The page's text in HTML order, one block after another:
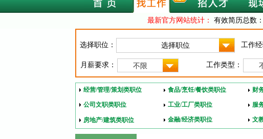
最新官方网站统计： 有效简历总数：
选择职位： 工作经
月薪要求： 不限 工作类型：
经营/管理/策划类职位 食品/烹饪/餐饮类职位 财
公司文职类职位 工业/工厂类职位 服
房地产/建筑类职位 金融/经济类职位 文